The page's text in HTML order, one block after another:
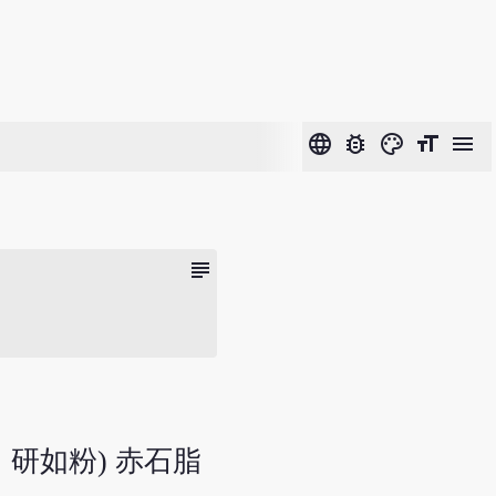
language bug_report color_lens format_size menu
subject
研如粉) 赤石脂